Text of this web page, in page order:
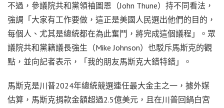
不過，參議院共和黨領袖圖恩（John Thune）持不同看法，
強調「大家有工作要做，這正是美國人民選出他們的目的，
每個人、尤其是總統都在為此奮鬥，將完成這個議程」。眾
議院共和黨籍議長強生（Mike Johnson）也駁斥馬斯克的觀
點，並向記者表示，「我的朋友馬斯克大錯特錯」。
馬斯克是川普2024年總統競選連任最大金主之一，據外媒
估算，馬斯克捐款金額超過2.5億美元，且在川普回鍋白宮